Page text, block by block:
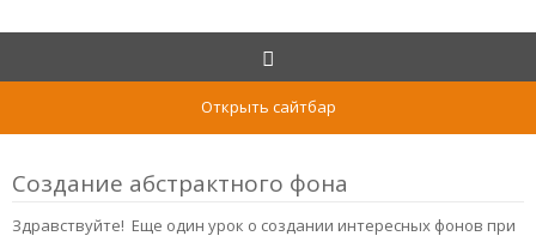
Открыть сайтбар
Создание абстрактного фона
Здравствуйте! Еще один урок о создании интересных фонов при